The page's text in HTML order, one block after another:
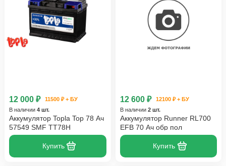
12 000 ₽
11500 ₽ + БУ
В наличии 4 шт.
Аккумулятор Topla Top 78 Ач
57549 SMF TT78H
Купить
12 600 ₽
12100 ₽ + БУ
В наличии 2 шт.
Аккумулятор Runner RL700
EFB 70 Ач обр пол
Купить